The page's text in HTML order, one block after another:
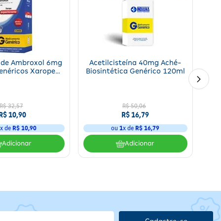
uma semana, podendo ser estendida conforme necessidade e
Ambroxol 6mg
Xarope
32,57
10,90
x de R$ 10,90
Adicionar
Acetilcisteína 40mg Aché-
Biosintética Genérico 120ml
R$ 50,06
R$16,79
ou1x de R$ 16,79
Adicionar